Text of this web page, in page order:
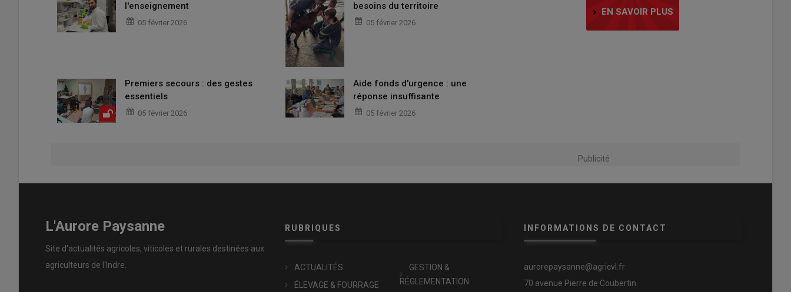
l'enseignement
05 février 2026
besoins du territoire
05 février 2026
Premiers secours : des gestes
essentiels
05 février 2026
Aide fonds d'urgence : une
réponse insuffisante
05 février 2026
EN SAVOIR PLUS
Publicité
L'Aurore Paysanne
Site d'actualités agricoles, viticoles et rurales destinées aux
agriculteurs de l'Indre.
RUBRIQUES
ACTUALITÉS
ÉLEVAGE & FOURRAGE
GESTION &
RÉGLEMENTATION
INFORMATIONS DE CONTACT
aurorepaysanne@agricvl.fr
70 avenue Pierre de Coubertin